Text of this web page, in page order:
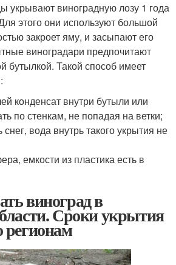
укрывают виноградную лозу 1 года
этого они используют большой
закроет яму, и засыпают его
виноградари предпочитают
бутылкой. Такой способ имеет
конденсат внутри бутыли или
по стенкам, не попадая на ветки;
снег, вода внутрь такого укрытия не
емкости из пластика есть в
виноград в
Сроки укрытия
регионам